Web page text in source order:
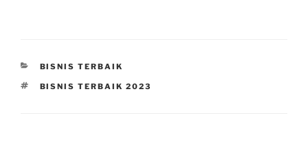
CATEGORIES
BISNIS TERBAIK
TAGS
BISNIS TERBAIK 2023